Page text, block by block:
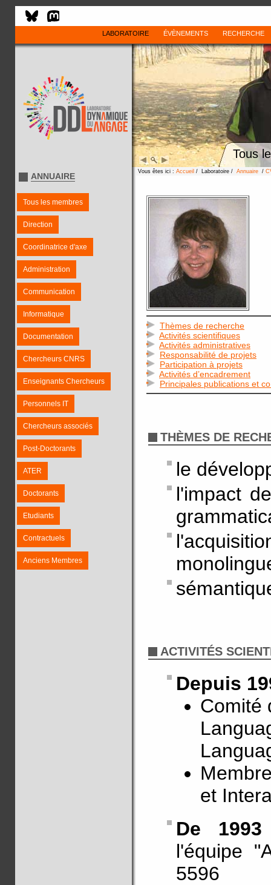
LABORATOIRE ÉVÈNEMENTS RECHERCHE
Tous
ANNUAIRE
Tous les membres
Direction
Coordinatrice d'axe
Administration
Communication
Informatique
Documentation
Chercheurs CNRS
Enseignants Chercheurs
Personnels IT
Chercheurs associés
Post-Doctorants
ATER
Doctorants
Etudiants
Contractuels
Anciens Membres
Vous êtes ici : Accueil / Laboratoire / Annuaire /
Thèmes de recherche
Activités scientifiques
Activités administratives
Responsabilité de projets
Participation à projets
Activités d’encadrement
Principales publications et
THÈMES DE
le
l'impact
ACTIVITÉS
Depuis
Comité
et
De
l'équipe
5596